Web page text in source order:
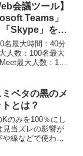
会議ツール】
Teams」
「Skype」を比
はコレ！
最大時間：40分
人数：100名最大
最大人数：100
ミベタの黒のメ
とは？
のみを100％にし
見当ズレの影響が
や線などで使われ